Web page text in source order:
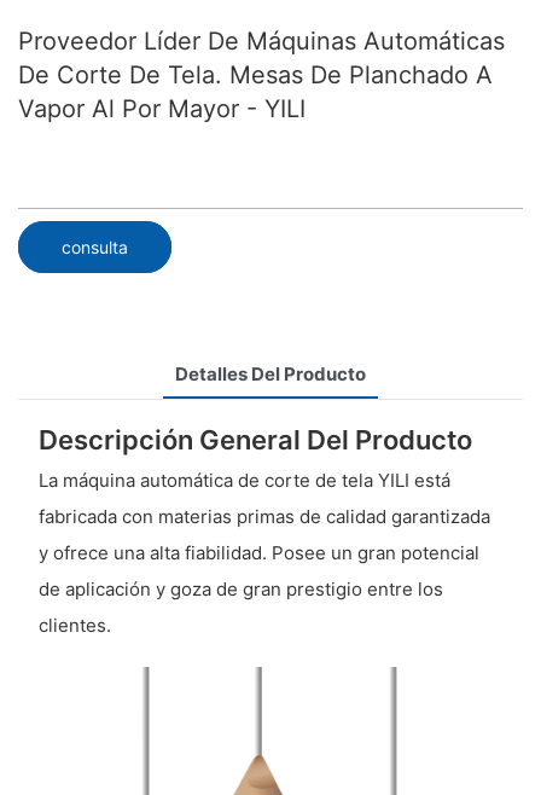
Proveedor Líder De Máquinas Automáticas
De Corte De Tela. Mesas De Planchado A
Vapor Al Por Mayor - YILI
consulta
Detalles Del Producto
Descripción General Del Producto
La máquina automática de corte de tela YILI está
fabricada con materias primas de calidad garantizada
y ofrece una alta fiabilidad. Posee un gran potencial
de aplicación y goza de gran prestigio entre los
clientes.